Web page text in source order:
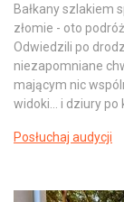
Bałkany szlakiem
złomie - oto
Odwiedzili po
niezapomniane
mającym nic
widoki... i dziury po
Posłuchaj audycji